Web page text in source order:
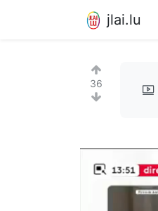
jlai.lu
36